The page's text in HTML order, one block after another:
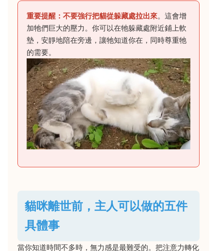
重要提醒：不要強行把貓從躲藏處拉出來。這會增
加牠們巨大的壓力。你可以在牠躲藏處附近鋪上軟
墊，安靜地陪在旁邊，讓牠知道你在，同時尊重牠
的需要。
貓咪離世前，主人可以做的五件
具體事
當你知道時間不多時，無力感是最難受的。把注意力轉化